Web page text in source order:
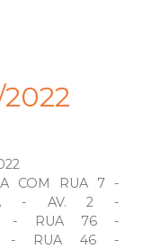
COM RUA 7 -
- AV. 2 -
- RUA 76 -
- RUA 46 -